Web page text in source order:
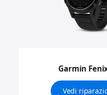
Garmin
Vedi